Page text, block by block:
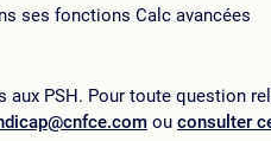
ses fonctions Calc avancées
PSH. Pour toute question
ou consulter